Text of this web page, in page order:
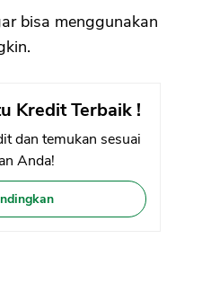
bisa menggunakan
Kredit Terbaik !
dan temukan sesuai
Anda!